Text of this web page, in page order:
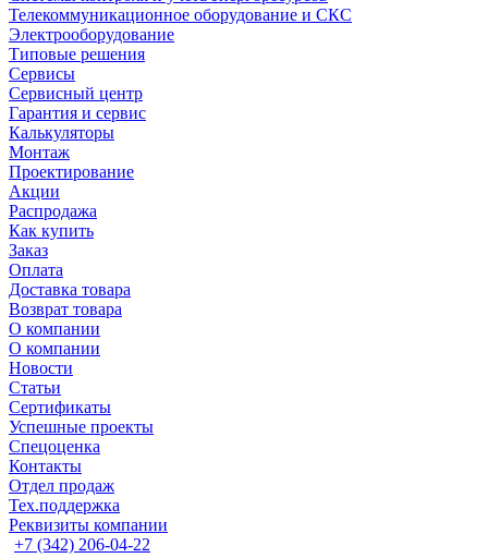
Телекоммуникационное оборудование и СКС
Электрооборудование
Типовые решения
Сервисы
Сервисный центр
Гарантия и сервис
Калькуляторы
Монтаж
Проектирование
Акции
Распродажа
Как купить
Заказ
Оплата
Доставка товара
Возврат товара
О компании
О компании
Новости
Статьи
Сертификаты
Успешные проекты
Спецоценка
Контакты
Отдел продаж
Тех.поддержка
Реквизиты компании
+7 (342) 206-04-22